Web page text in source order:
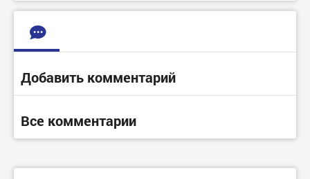
Добавить комментарий
Все комментарии